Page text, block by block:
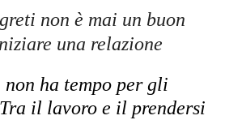
non è mai un buon
una relazione
non ha tempo per gli
il lavoro e il prendersi